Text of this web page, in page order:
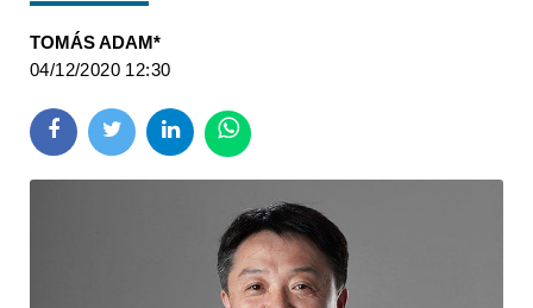
TOMÁS ADAM*
04/12/2020 12:30